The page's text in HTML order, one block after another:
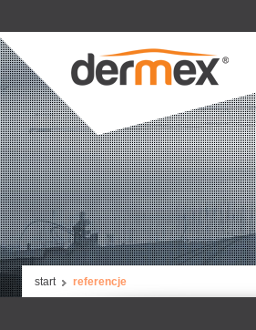
start referencje